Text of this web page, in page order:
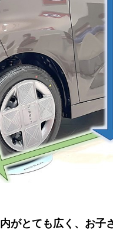
がとても広く、お子